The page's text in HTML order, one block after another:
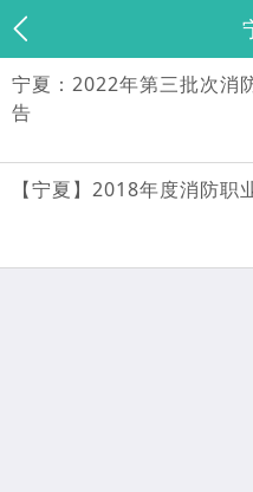
宁夏：2022年第三批次消
告
【宁夏】2018年度消防职